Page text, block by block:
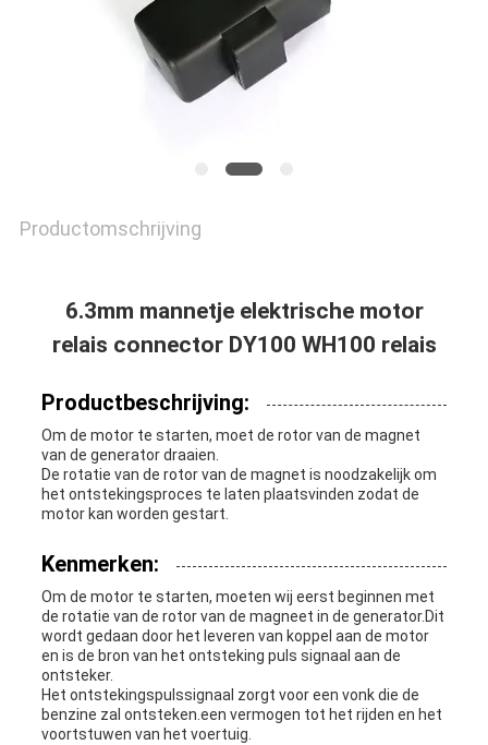
PRIVACYBELEID
Productomschrijving
6.3mm mannetje elektrische motor
relais connector DY100 WH100 relais
Productbeschrijving:
Om de motor te starten, moet de rotor van de magnet
van de generator draaien.
De rotatie van de rotor van de magnet is noodzakelijk om
het ontstekingsproces te laten plaatsvinden zodat de
motor kan worden gestart.
Kenmerken:
Om de motor te starten, moeten wij eerst beginnen met
de rotatie van de rotor van de magneet in de generator.Dit
wordt gedaan door het leveren van koppel aan de motor
en is de bron van het ontsteking puls signaal aan de
ontsteker.
Het ontstekingspulssignaal zorgt voor een vonk die de
benzine zal ontsteken.een vermogen tot het rijden en het
voortstuwen van het voertuig.